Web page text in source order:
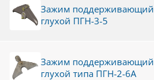
Зажим поддерживающий
глухой ПГН-3-5
Зажим поддерживающий
глухой типа ПГН-2-6А